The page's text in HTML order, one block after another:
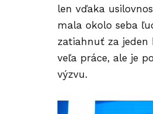
len vďaka
mala okolo seba
zatiahnuť za jeden
veľa práce, ale je
výzvu.